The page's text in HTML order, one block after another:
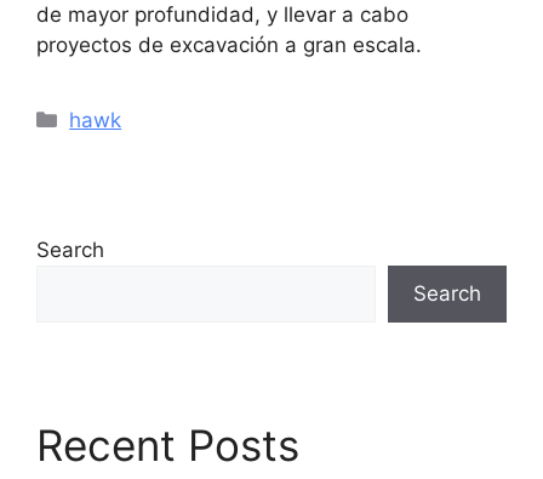
de mayor profundidad, y llevar a cabo
proyectos de excavación a gran escala.
hawk
Search
Search
Recent Posts